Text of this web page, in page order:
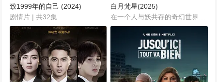
致1999年的自己 (2024)
剧情片 | 共32集
白月梵星(2025)